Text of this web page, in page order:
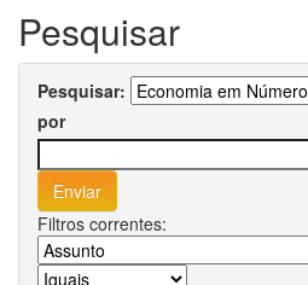
Pesquisar
Pesquisar:
por
Filtros correntes: